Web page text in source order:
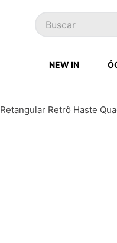
Buscar
NEW IN
Retangular Retrô Haste